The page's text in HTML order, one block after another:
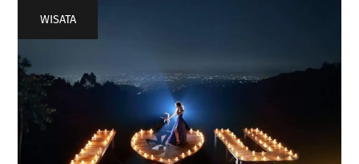
WISATA